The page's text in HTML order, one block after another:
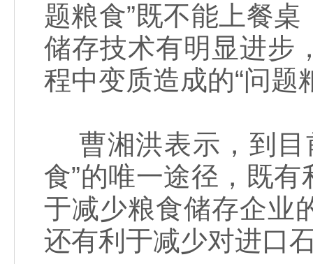
题粮食”既不能上餐
储存技术有明显进步
程中变质造成的“问题
曹湘洪表示，到目
食”的唯一途径，既
于减少粮食储存企业
还有利于减少对进口